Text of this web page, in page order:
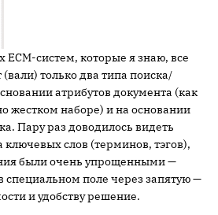
ECM-систем, которые я знаю, все
только два типа поиска/
атрибутов документа (как
жестком наборе) и на основании
Пару раз доводилось видеть
ключевых слов (терминов, тэгов),
были очень упрощенными —
специальном поле через запятую —
и удобству решение.